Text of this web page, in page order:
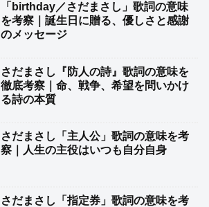
「birthday／さだまさし」歌詞の意味
を考察｜誕生日に贈る、優しさと感謝
のメッセージ
さだまさし『防人の詩』歌詞の意味を
徹底考察｜命、戦争、希望を問いかけ
る詩の本質
さだまさし「主人公」歌詞の意味を考
察｜人生の主役はいつも自分自身
さだまさし「指定券」歌詞の意味を考